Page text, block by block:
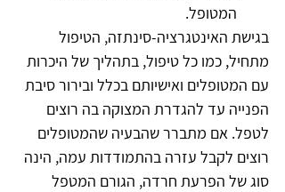
המטופל.
בגישת האינטגרציה-סינתזה, הטיפול
מתחיל, כמו כל טיפול, בתהליך של היכרות
עם המטופלים ואישיותם בכלל ובירור סיבת
הפנייה עד להגדרת המצוקה בה רוצים
לטפל. אם מתברר שהבעיה שהמטופלים
רוצים לקבל עזרה בהתמודדות עמה, הינה
סוג של הפרעת חרדה, הגורם המטפל